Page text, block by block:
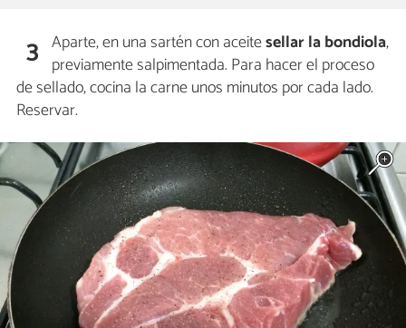
3 Aparte, en una sartén con aceitesellar la bondiola,
previamente salpimentada. Para hacer el proceso
de sellado, cocina la carne unos minutos por cada lado.
Reservar.